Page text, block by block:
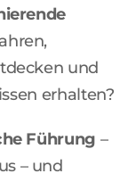
und
erhalten?
Führung –
– und